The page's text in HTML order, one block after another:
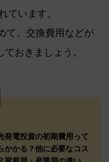
ています。
て、交換費用などが
おきましょう。
発電投資の初期費用って
かかる？他に必要なコス